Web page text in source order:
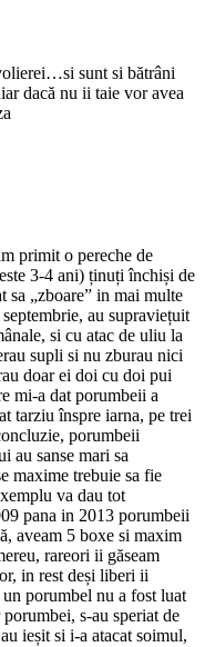
sunt si bătrâni
dacă nu ii taie vor avea
primit o pereche de
3-4 ani) ținuți închiși de
sa „zboare” in mai multe
au supraviețuit
si cu atac de uliu la
supli si nu zburau nici
doar ei doi cu doi pui
mi-a dat porumbeii a
tarziu înspre iarna, pe trei
porumbeii
au sanse mari sa
maxime trebuie sa fie
va dau tot
pana in 2013 porumbeii
aveam 5 boxe si maxim
rareori ii găseam
in rest deși liberi ii
porumbel nu a fost luat
s-au speriat de
ieșit si i-a atacat soimul,